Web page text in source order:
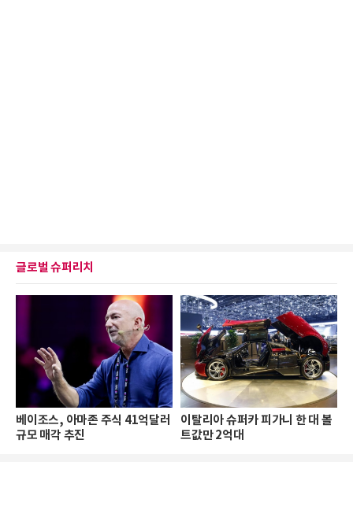
글로벌 슈퍼리치
베이조스, 아마존 주식 41억달러
규모 매각 추진
이탈리아 슈퍼카 피가니 한 대 볼
트값만 2억대